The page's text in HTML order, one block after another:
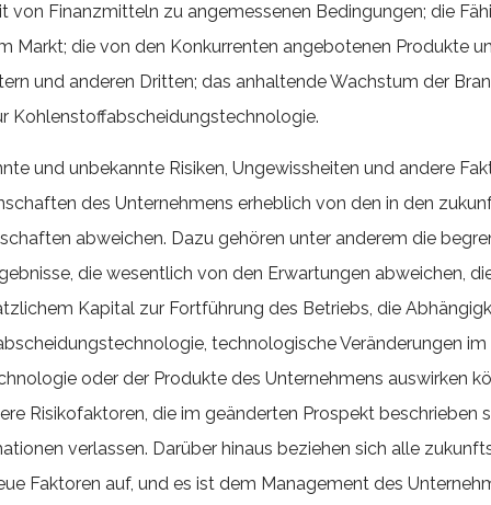
Finanzmitteln zu angemessenen Bedingungen; die
Markt; die von den Konkurrenten angebotenen Produkte
und anderen Dritten; das anhaltende Wachstum der
Kohlenstoffabscheidungstechnologie.
und unbekannte Risiken, Ungewissheiten und andere
des Unternehmens erheblich von den in den
abweichen. Dazu gehören unter anderem die
die wesentlich von den Erwartungen abweichen,
Kapital zur Fortführung des Betriebs, die
technologische Veränderungen
oder der Produkte des Unternehmens auswirken
Risikofaktoren, die im geänderten Prospekt
verlassen. Darüber hinaus beziehen sich alle
Faktoren auf, und es ist dem Management des